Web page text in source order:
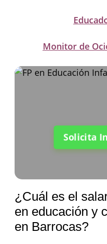
Monitor de
Solicita
¿Cuál es el
en educación y
en Barrocas?